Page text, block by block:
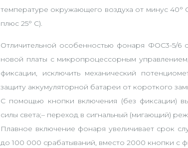
температуре окружающего воздуха от минус
плюс 25° С).
Отличительной особенностью фонаря ФОС3-5/6
новой платы с микропроцессорным
фиксации, исключить механический
защиту аккумуляторной батареи от короткого
С помощью кнопки включения (без фиксации)
силы света;– переход в сигнальный (мигающий)
Плавное включение фонаря увеличивает срок
до 100 000 срабатываний, вместо 2000 кнопки с